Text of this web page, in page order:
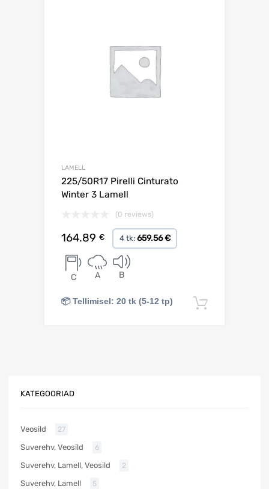
LAMELL
225/50R17 Pirelli Cinturato
Winter 3 Lamell
(0 reviews)
164.89 € 4 tk: 659.56 €
C A B
📦 Tellimisel: 20 tk (5-12 tp)
KATEGOORIAD
Veosild 27
Suverehv, Veosild 6
Suverehv, Lamell, Veosild 2
Suverehv, Lamell 5